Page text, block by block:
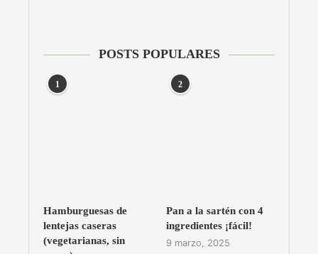
POSTS POPULARES
1
Hamburguesas de
lentejas caseras
(vegetarianas, sin
2
Pan a la sartén con 4
ingredientes ¡fácil!
9 marzo, 2025